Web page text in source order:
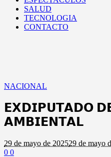
SALUD
TECNOLOGIA
CONTACTO
NACIONAL
𝗘𝗫𝗗𝗜𝗣𝗨𝗧𝗔𝗗𝗢
𝗔𝗠𝗕𝗜𝗘𝗡𝗧𝗔𝗟
29 de mayo de 202529 de mayo
0 0